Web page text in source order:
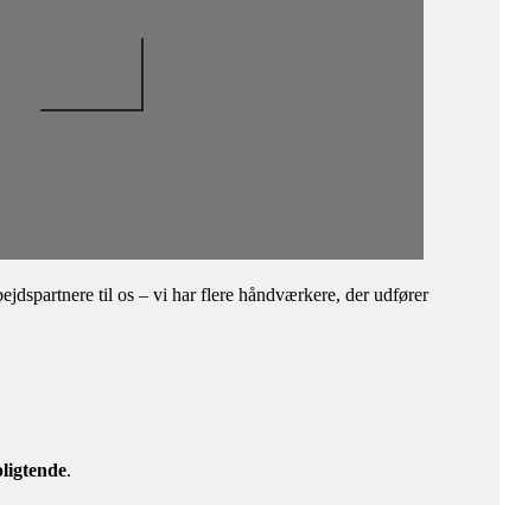
til os – vi har flere håndværkere, der udfører
.